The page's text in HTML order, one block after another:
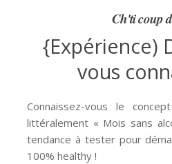
Ch'ti coup
{Expérience)
vous
Connaissez-vous le
littéralement « Mois sans
tendance à tester pour
100% healthy !